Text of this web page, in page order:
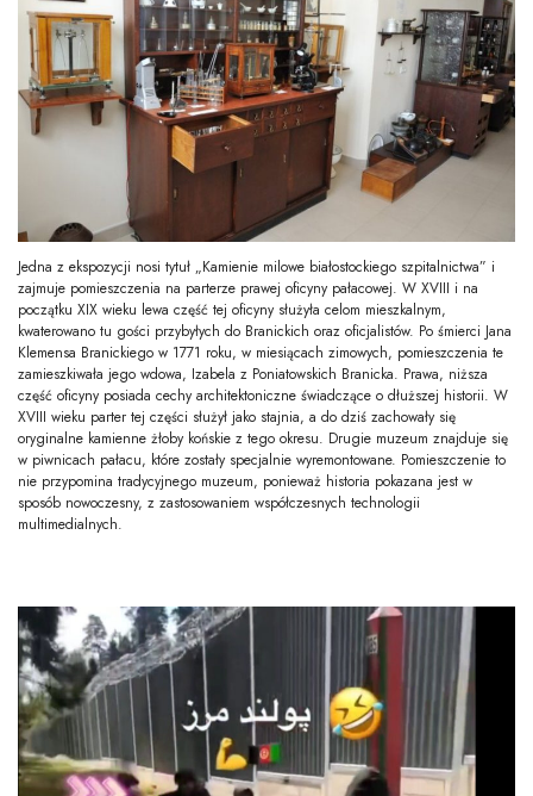
Jedna z ekspozycji nosi tytuł „Kamienie milowe białostockiego szpitalnictwa” i
zajmuje pomieszczenia na parterze prawej oficyny pałacowej. W XVIII i na
początku XIX wieku lewa część tej oficyny służyła celom mieszkalnym,
kwaterowano tu gości przybyłych do Branickich oraz oficjalistów. Po śmierci Jana
Klemensa Branickiego w 1771 roku, w miesiącach zimowych, pomieszczenia te
zamieszkiwała jego wdowa, Izabela z Poniatowskich Branicka. Prawa, niższa
część oficyny posiada cechy architektoniczne świadczące o dłuższej historii. W
XVIII wieku parter tej części służył jako stajnia, a do dziś zachowały się
oryginalne kamienne żłoby końskie z tego okresu. Drugie muzeum znajduje się
w piwnicach pałacu, które zostały specjalnie wyremontowane. Pomieszczenie to
nie przypomina tradycyjnego muzeum, ponieważ historia pokazana jest w
sposób nowoczesny, z zastosowaniem współczesnych technologii
multimedialnych.